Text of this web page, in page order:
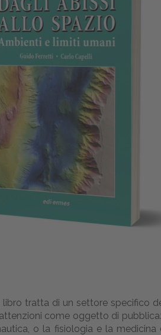
libro tratta di un settore specifico
come oggetto di
o la fisiologia e la